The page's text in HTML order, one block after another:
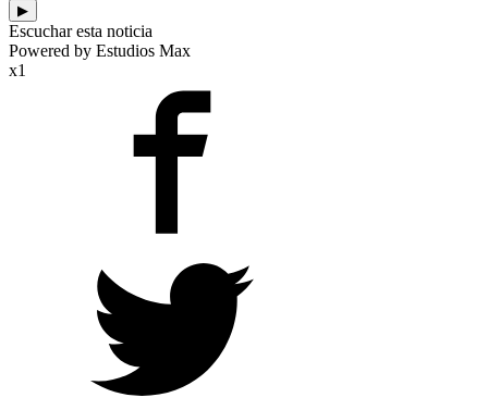
▶
Escuchar esta noticia
Powered by Estudios Max
x1